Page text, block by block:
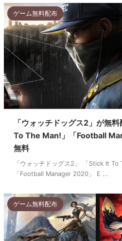
ゲーム無料配布
「ウォッチドッグス2」が無
To The Man!」「Football
無料
「ウォッチドッグス2」 「Stick It To
「Football Manager 2020」 E ...
ゲーム無料配布